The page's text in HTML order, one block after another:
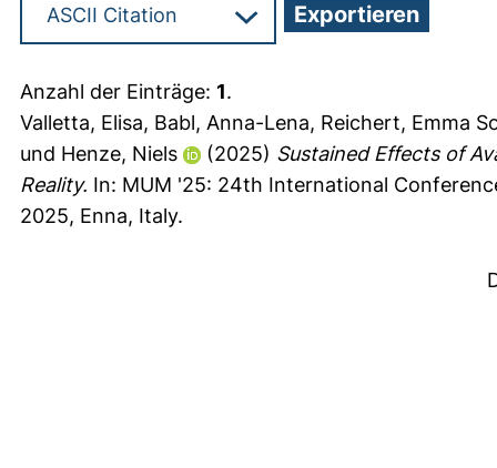
Anzahl der Einträge: 1.
Valletta, Elisa, Babl, Anna-Lena, Reichert, Emma
und Henze, Niels (2025) Sustained Effects of
Reality. In: MUM '25: 24th International
2025, Enna, Italy.